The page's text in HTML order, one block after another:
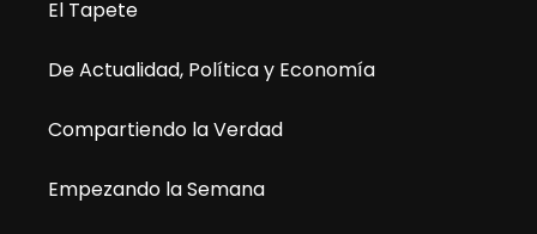
El Tapete
De Actualidad, Política y Economía
Compartiendo la Verdad
Empezando la Semana